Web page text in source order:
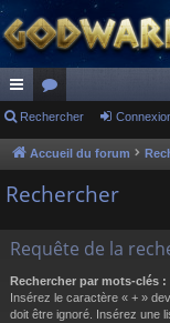
ac
co
ur
s
or
u
m
Rechercher
Accueil du forum
Rechercher
Requête de la
Rechercher par mots-clés :
Insérez le caractère « + »
doit être ignoré. Insérez une